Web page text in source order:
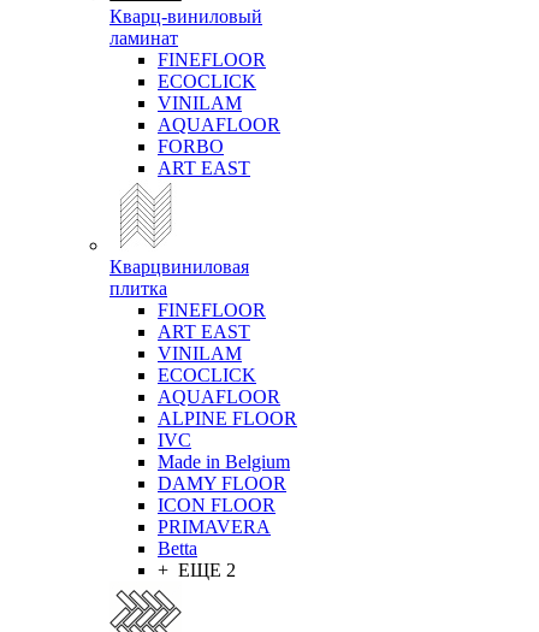
Кварц-виниловый
ламинат
FINEFLOOR
ECOCLICK
VINILAM
AQUAFLOOR
FORBO
ART EAST
Кварцвиниловая
плитка
FINEFLOOR
ART EAST
VINILAM
ECOCLICK
AQUAFLOOR
ALPINE FLOOR
IVC
Made in Belgium
DAMY FLOOR
ICON FLOOR
PRIMAVERA
Betta
+ ЕЩЕ 2